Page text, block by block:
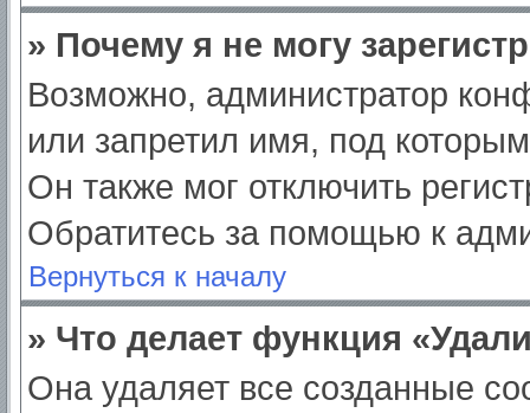
» Почему я не могу
Возможно, администратор
или запретил имя, под
Он также мог отключить
Обратитесь за помощью к
Вернуться к началу
» Что делает функция
Она удаляет все созданные